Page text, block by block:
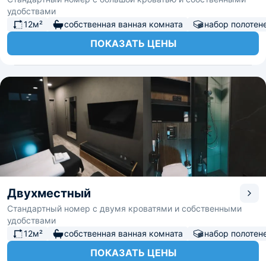
удобствами
12м²
собственная ванная комната набор
ПОКАЗАТЬ ЦЕНЫ
Двухместный
Стандартный номер с двумя кроватями и собственными
удобствами
12м²
собственная ванная комната набор
ПОКАЗАТЬ ЦЕНЫ